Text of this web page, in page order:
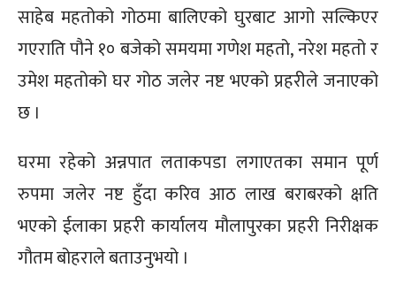
साहेब महतोको गोठमा बालिएको घुरबाट आगो सल्किएर
गएराति पौने १० बजेको समयमा गणेश महतो, नरेश महतो र
उमेश महतोको घर गोठ जलेर नष्ट भएको प्रहरीले जनाएको
छ ।
घरमा रहेको अन्नपात लताकपडा लगाएतका समान पूर्ण
रुपमा जलेर नष्ट हुँदा करिव आठ लाख बराबरको क्षति
भएको ईलाका प्रहरी कार्यालय मौलापुरका प्रहरी निरीक्षक
गौतम बोहराले बताउनुभयो ।